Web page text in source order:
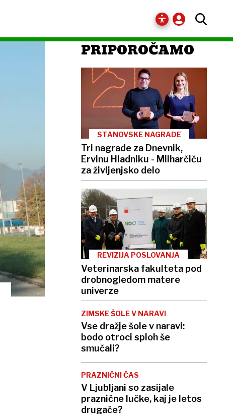
PRIPOROČAMO
STANOVSKE NAGRADE
Tri nagrade za Dnevnik,
Ervinu Hladniku - Milharčiču
za življenjsko delo
REVIZIJA POSLOVANJA
Veterinarska fakulteta pod
drobnogledom matere
univerze
ZIMSKE ŠOLE V NARAVI
Vse dražje šole v naravi:
bodo otroci sploh še
smučali?
PRAZNIČNI ČAS
V Ljubljani so zasijale
praznične lučke, kaj je letos
drugače?